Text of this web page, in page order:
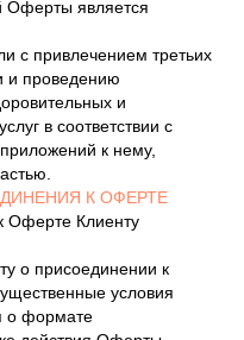
является
с привлечением третьих
и проведению
и
в соответствии с
к нему,
К ОФЕРТЕ
Клиенту
о присоединении к
условия
о формате